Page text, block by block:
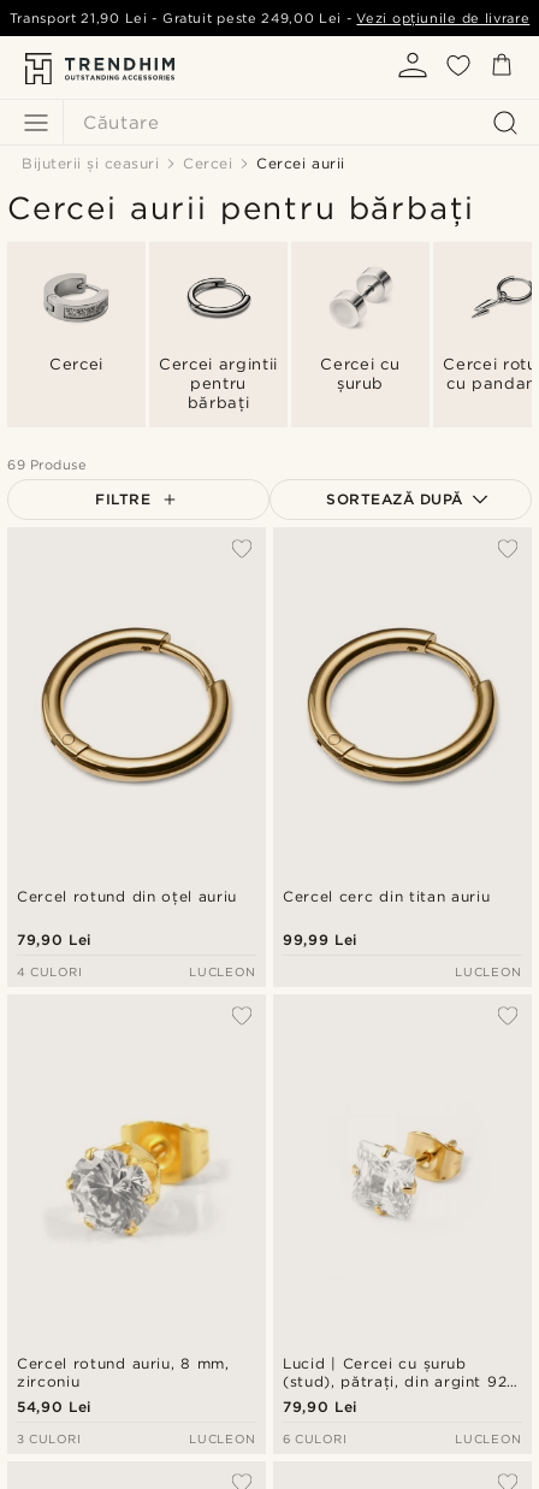
Căutare
Transport 21,90 Lei - Gratuit peste249,00 Lei -Vezi opțiunile de livrare
Bijuterii și ceasuri Cercei Cercei aurii
Cercei aurii pentru bărbați
Cercei
Cercei argintii
pentru
bărbați
Cercei cu
șurub
Cercei
cu
69 Produse
FILTRE SORTEAZĂ DUPĂ
Preț descrescător
Cercel rotund din oțel auriu
79,90 Lei
4 CULORI LUCLEON
Cercel cerc din titan auriu
99,99 Lei
LUCLEON
Cercel rotund auriu, 8 mm,
zirconiu
54,90 Lei
3 CULORI LUCLEON
Lucid | Cercei cu șurub
(stud), pătrați, din argint 925
cu aspect auriu, cu zirconiu
de 6mm
79,90 Lei
6 CULORI LUCLEON